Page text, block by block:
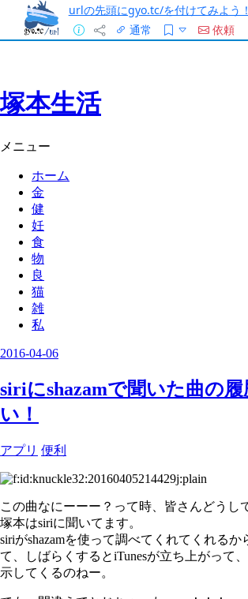
urlの先頭にgyo.tc/を付けてみよう！
通常
依頼